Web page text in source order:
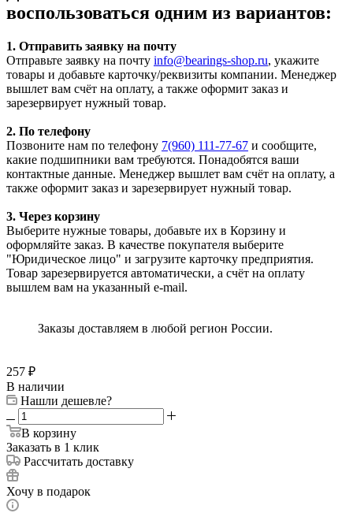
воспользоваться одним из вариантов:
1. Отправить заявку на почту
Отправьте заявку на почту info@bearings-shop.ru, укажите
товары и добавьте карточку/реквизиты компании. Менеджер
вышлет вам счёт на оплату, а также оформит заказ и
зарезервирует нужный товар.
2. По телефону
Позвоните нам по телефону 7(960) 111-77-67 и сообщите,
какие подшипники вам требуются. Понадобятся ваши
контактные данные. Менеджер вышлет вам счёт на оплату, а
также оформит заказ и зарезервирует нужный товар.
3. Через корзину
Выберите нужные товары, добавьте их в Корзину и
оформляйте заказ. В качестве покупателя выберите
"Юридическое лицо" и загрузите карточку предприятия.
Товар зарезервируется автоматически, а счёт на оплату
вышлем вам на указанный e-mail.
Заказы доставляем в любой регион России.
257 ₽
В наличии
Нашли дешевле?
В корзину
Заказать в 1 клик
Рассчитать доставку
Хочу в подарок